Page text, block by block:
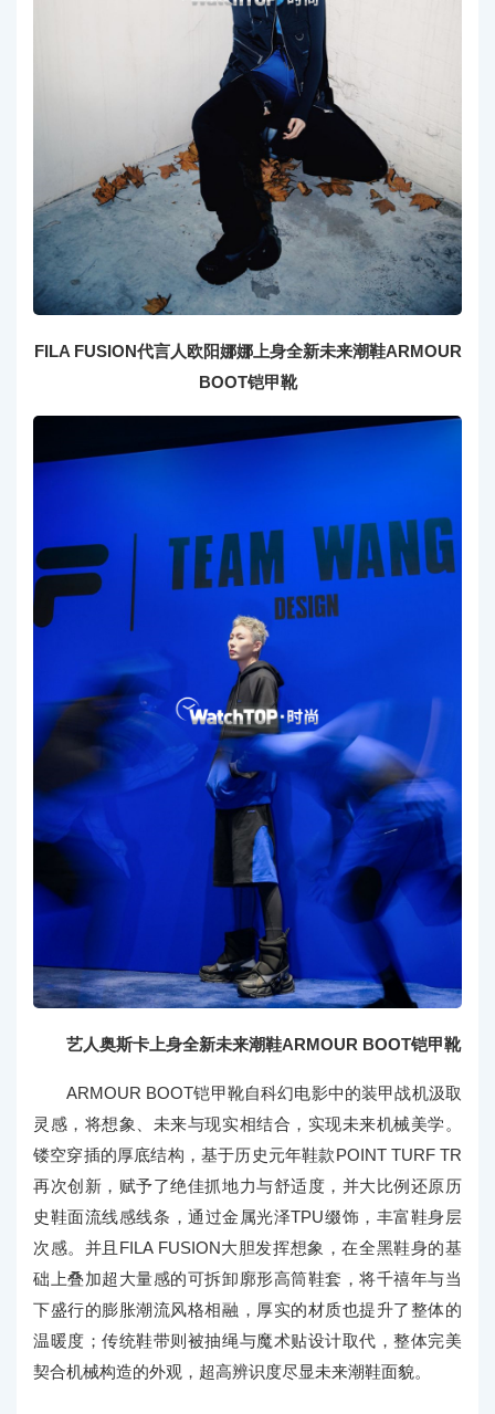
FILA FUSION代言人欧阳娜娜上身全新未来潮鞋ARMOUR
BOOT铠甲靴
艺人奥斯卡上身全新未来潮鞋ARMOUR BOOT铠甲靴
ARMOUR BOOT铠甲靴自科幻电影中的装甲战机汲取
灵感，将想象、未来与现实相结合，实现未来机械美学。
镂空穿插的厚底结构，基于历史元年鞋款POINT TURF TR
再次创新，赋予了绝佳抓地力与舒适度，并大比例还原历
史鞋面流线感线条，通过金属光泽TPU缀饰，丰富鞋身层
次感。并且FILA FUSION大胆发挥想象，在全黑鞋身的基
础上叠加超大量感的可拆卸廓形高筒鞋套，将千禧年与当
下盛行的膨胀潮流风格相融，厚实的材质也提升了整体的
温暖度；传统鞋带则被抽绳与魔术贴设计取代，整体完美
契合机械构造的外观，超高辨识度尽显未来潮鞋面貌。